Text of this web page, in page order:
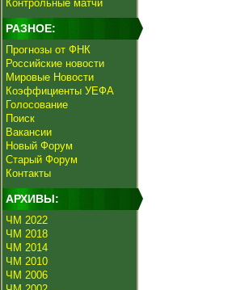
Контрольные матчи
РАЗНОЕ:
Прогнозы от ФНК
Российские новости
Мировые Новости
Коэффициенты УЕФА
Голосование
Поиск
Вакансии
Новый Форум
Старый Форум
Контакты
АРХИВЫ:
ЧМ 2022
ЧМ 2018
ЧМ 2014
ЧМ 2010
ЧМ 2006